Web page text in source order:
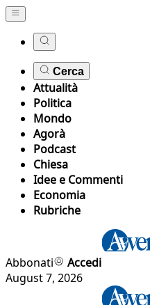
Cerca
Attualità
Politica
Mondo
Agorà
Podcast
Chiesa
Idee e Commenti
Economia
Rubriche
Abbonati
Accedi
August 7, 2026